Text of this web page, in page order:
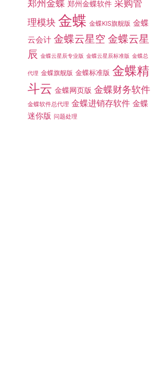
郑州金蝶 郑州金蝶软件 采购管
理模块 金蝶 金蝶KIS旗舰版 金蝶
云会计 金蝶云星空 金蝶云星
辰 金蝶云星辰专业版 金蝶云星辰标准版 金蝶总
代理 金蝶旗舰版 金蝶标准版 金蝶精
斗云 金蝶网页版 金蝶财务软件
金蝶软件总代理 金蝶进销存软件 金蝶
迷你版 问题处理